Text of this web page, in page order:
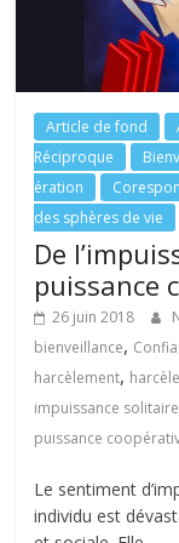
Article de fond
Réciproque
ération
des sphères de vie
De
puissance
26 juin 2018
bienveillance,
harcèlement,
impuissance solitaire
puissance
Le sentiment
individu est